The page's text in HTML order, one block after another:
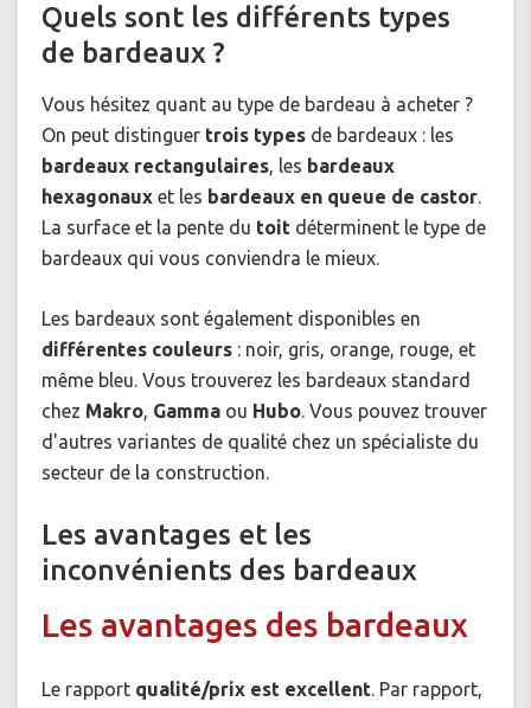
Quels sont les différents types
de bardeaux ?
Vous hésitez quant au type de bardeau à acheter ?
On peut distinguer trois types de bardeaux : les
bardeaux rectangulaires, les bardeaux
hexagonaux et les bardeaux en queue de castor.
La surface et la pente du toit déterminent le type de
bardeaux qui vous conviendra le mieux.
Les bardeaux sont également disponibles en
différentes couleurs : noir, gris, orange, rouge, et
même bleu. Vous trouverez les bardeaux standard
chez Makro, Gamma ou Hubo. Vous pouvez trouver
d'autres variantes de qualité chez un spécialiste du
secteur de la construction.
Les avantages et les
inconvénients des bardeaux
Les avantages des bardeaux
Le rapport qualité/prix est excellent. Par rapport,